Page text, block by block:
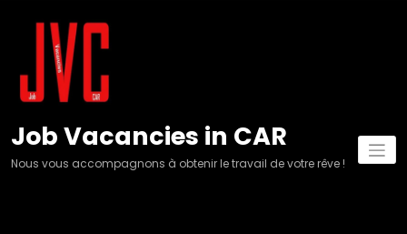
Job Vacancies in CAR
Nous vous accompagnons à obtenir le travail de votre rêve !